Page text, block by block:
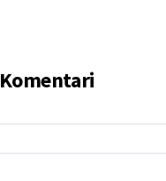
Komentari